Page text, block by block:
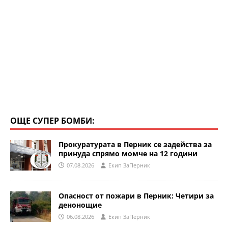
ОЩЕ СУПЕР БОМБИ:
Прокуратурата в Перник се задейства за
принуда спрямо момче на 12 години
07.08.2026 Eкип ЗаПерник
Опасност от пожари в Перник: Четири за
денонощие
06.08.2026 Eкип ЗаПерник